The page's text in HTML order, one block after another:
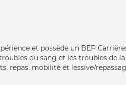
et possède un BEP
du sang et les troubles de
repas, mobilité et lessive/